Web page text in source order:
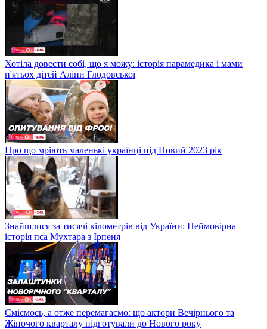
Хотіла довести собі, що я можу: історія парамедика і мами
п'ятьох дітей Аліни Глодовської
Про що мріють маленькі українці під Новий 2023 рік
Знайшлися за тисячі кілометрів від України: Неймовірна
історія пса Мухтара з Ірпеня
Сміємось, а отже перемагаємо: що актори Вечірнього та
Жіночого кварталу підготували до Нового року